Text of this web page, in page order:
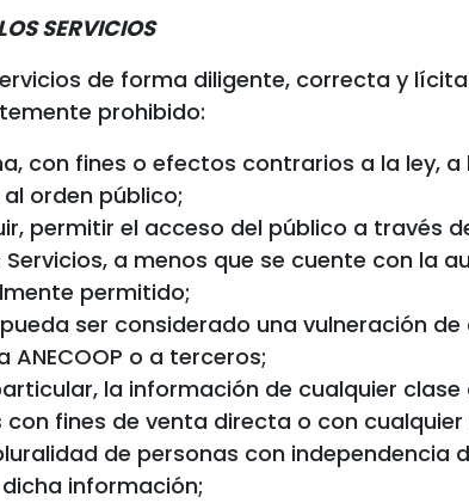
SERVICIOS
de forma diligente, correcta y
prohibido:
con fines o efectos contrarios a la ley,
orden público;
permitir el acceso del público a través
a menos que se cuente con la
permitido;
ser considerado una vulneración
o a terceros;
la información de cualquier
fines de venta directa o con
de personas con independencia
información;